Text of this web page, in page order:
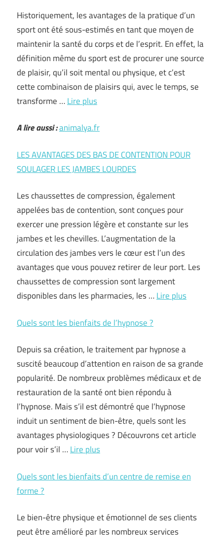
Historiquement, les avantages de la pratique d’un
sport ont été sous-estimés en tant que moyen de
maintenir la santé du corps et de l’esprit. En effet, la
définition même du sport est de procurer une source
de plaisir, qu’il soit mental ou physique, et c’est
cette combinaison de plaisirs qui, avec le temps, se
transforme …Lire plus
A lire aussi :animalya.fr
LES AVANTAGES DES BAS DE CONTENTION POUR
SOULAGER LES JAMBES LOURDES
Les chaussettes de compression, également
appelées bas de contention, sont conçues pour
exercer une pression légère et constante sur les
jambes et les chevilles. L’augmentation de la
circulation des jambes vers le cœur est l’un des
avantages que vous pouvez retirer de leur port. Les
chaussettes de compression sont largement
disponibles dans les pharmacies, les …Lire plus
Quels sont les bienfaits de l’hypnose ?
Depuis sa création, le traitement par hypnose a
suscité beaucoup d’attention en raison de sa grande
popularité. De nombreux problèmes médicaux et de
restauration de la santé ont bien répondu à
l’hypnose. Mais s’il est démontré que l’hypnose
induit un sentiment de bien-être, quels sont les
avantages physiologiques ? Découvrons cet article
pour voir s’il …Lire plus
Quels sont les bienfaits d’un centre de remise en
forme ?
Le bien-être physique et émotionnel de ses clients
peut être amélioré par les nombreux services